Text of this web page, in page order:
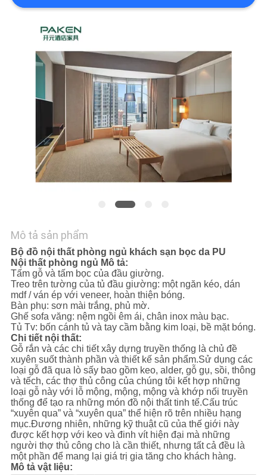
HỆ
CHÚNG
TRANG
WEB
PRIVACY
POLICY
Mô tả sản phẩm
Bộ đồ nội thất phòng ngủ khách sạn bọc da PU
Nội thất phòng ngủ Mô tả:
Tấm gỗ và tấm bọc của đầu giường.
Treo trên tường của tủ đầu giường: một ngăn kéo, dán
mdf / ván ép với veneer, hoàn thiện bóng.
Bàn phụ: sơn mài trắng, phủ mờ.
Ghế sofa văng: nệm ngồi êm ái, chân inox màu bạc.
Tủ Tv: bốn cánh tủ và tay cầm bằng kim loại, bề mặt bóng.
Chi tiết nội thất:
Gỗ rắn và các chi tiết xây dựng truyền thống là chủ đề
xuyên suốt thành phần và thiết kế sản phẩm.Sử dụng các
loại gỗ đã qua lò sấy bao gồm keo, alder, gỗ gụ, sồi, thông
và tếch, các thợ thủ công của chúng tôi kết hợp những
loại gỗ này với lỗ mộng, mộng, mộng và khớp nối truyền
thống để tạo ra những món đồ nội thất tinh tế.Cấu trúc
“xuyên qua” và “xuyên qua” thể hiện rõ trên nhiều hạng
mục.Đương nhiên, những kỹ thuật cũ của thế giới này
được kết hợp với keo và đinh vít hiện đại mà những
người thợ thủ công cho là cần thiết, nhưng tất cả đều là
một phần để mang lại giá trị gia tăng cho khách hàng.
Mô tả vật liệu: